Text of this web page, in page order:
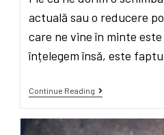
actuală sau o reducere
care ne vine în minte
înțelegem însă, este
Continue Reading